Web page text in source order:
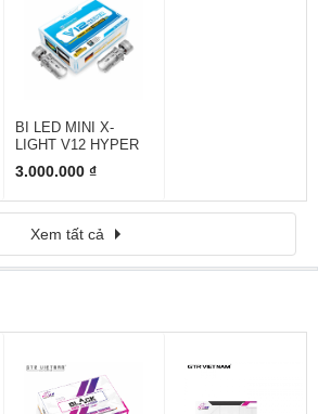
BI LED MINI X-
LIGHT V12 HYPER
3.000.000 ₫
Xem tất cả